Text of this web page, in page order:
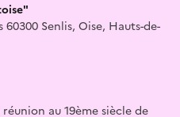
Senlis, Oise, Hauts-de-
au 19ème siècle de